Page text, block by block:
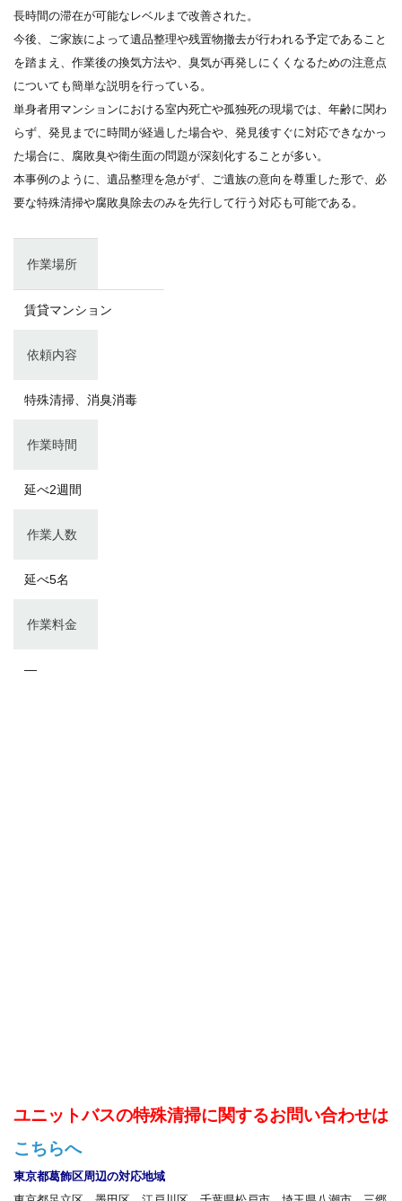
長時間の滞在が可能なレベルまで改善された。
今後、ご家族によって遺品整理や残置物撤去が行われる予定であること
を踏まえ、作業後の換気方法や、臭気が再発しにくくなるための注意点
についても簡単な説明を行っている。
単身者用マンションにおける室内死亡や孤独死の現場では、年齢に関わ
らず、発見までに時間が経過した場合や、発見後すぐに対応できなかっ
た場合に、腐敗臭や衛生面の問題が深刻化することが多い。
本事例のように、遺品整理を急がず、ご遺族の意向を尊重した形で、必
要な特殊清掃や腐敗臭除去のみを先行して行う対応も可能である。
作業場所
賃貸マンション
依頼内容
特殊清掃、消臭消毒
作業時間
延べ2週間
作業人数
延べ5名
作業料金
―
ユニットバスの特殊清掃に関するお問い合わせは
こちらへ
東京都葛飾区周辺の対応地域